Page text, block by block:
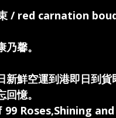
束 / red carnation
馨。
新鮮空運到港即日到貨
憶。
Roses,Shining